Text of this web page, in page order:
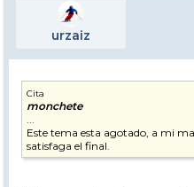
urzaiz
Cita
monchete
...
Este tema esta agotado, a mi
satisfaga el final.